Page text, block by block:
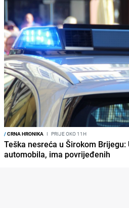
/CRNA HRONIKA I PRIJE OKO 11H
Teška nesreća u Širokom Brijegu:
automobila, ima povrijeđenih